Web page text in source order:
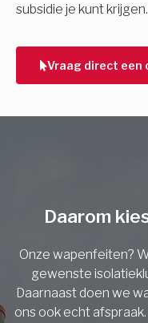
subsidie je kunt krijgen.
Vraag direct een
Vorige
Daarom
Onze wapenfeiten?
gewenste
Daarnaast doen we
ons ook echt